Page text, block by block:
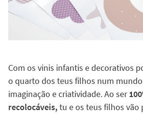
Com os vinis infantis e decorativos
o quarto dos teus filhos num
imaginação e criatividade. Ao ser
recolocáveis, tu e os teus filhos vão